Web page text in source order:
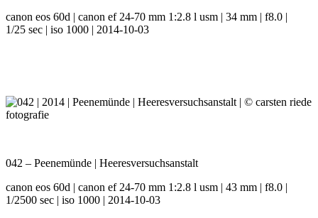
canon eos 60d | canon ef 24-70 mm 1:2.8 l usm | 34 mm | f8.0 |
1/25 sec | iso 1000 | 2014-10-03
042 – Peenemünde | Heeresversuchsanstalt
canon eos 60d | canon ef 24-70 mm 1:2.8 l usm | 43 mm | f8.0 |
1/2500 sec | iso 1000 | 2014-10-03